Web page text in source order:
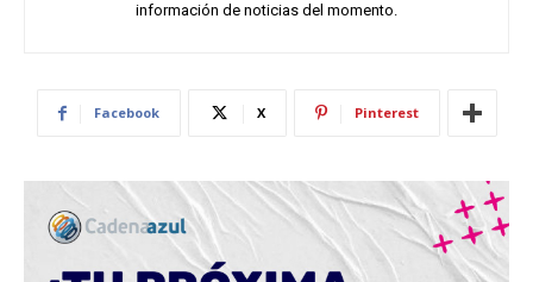
información de noticias del momento.
Facebook X Pinterest